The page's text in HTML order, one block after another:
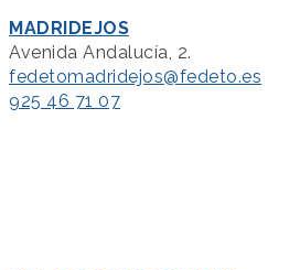
MADRIDEJOS
Avenida Andalucía, 2.
fedetomadridejos@fedeto.es
925 46 71 07